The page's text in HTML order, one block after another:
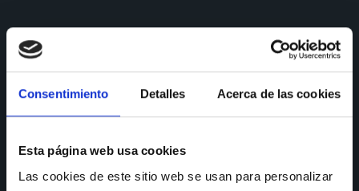
Consentimiento Detalles Acerca de las cookies
Esta página web usa cookies
Las cookies de este sitio web se usan para personalizar
Puedes ponerte en contacto con nosotros a través de todos